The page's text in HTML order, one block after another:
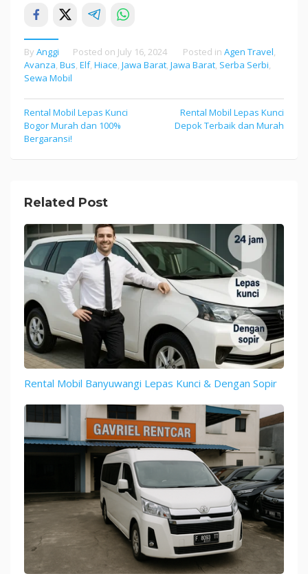
By Anggi Posted on July 16, 2024 Posted in Agen Travel,
Avanza, Bus, Elf, Hiace, Jawa Barat, Jawa Barat, Serba Serbi,
Sewa Mobil
Post
navigation
Rental Mobil Lepas Kunci
Bogor Murah dan 100%
Bergaransi!
Rental Mobil Lepas Kunci
Depok Terbaik dan Murah
Related Post
Rental Mobil Banyuwangi Lepas Kunci & Dengan Sopir